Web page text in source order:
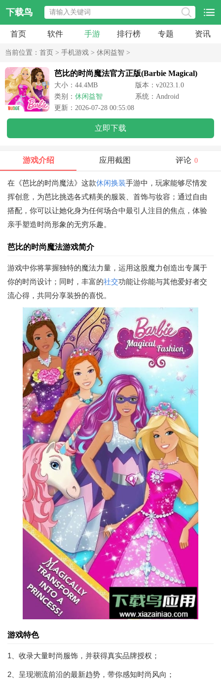
下载鸟
首页 软件 手游 排行榜 专题 资讯
当前位置： 首页 > 手机游戏 > 休闲益智 >
芭比的时尚魔法官方正版(Barbie Magical)
大小：44.4MB
版本：v2023.1.0
类别： 休闲益智
系统：Android
更新：2026-07-28 00:55:08
立即下载
游戏介绍 应用截图 评论 0
在《芭比的时尚魔法》这款休闲换装手游中，玩家能够尽情发
挥创意，为芭比挑选各式精美的服装、首饰与妆容；通过自由
搭配，你可以让她化身为任何场合中最引人注目的焦点，体验
亲手塑造时尚形象的无穷乐趣。
芭比的时尚魔法游戏简介
游戏中你将掌握独特的魔法力量，运用这股魔力创造出专属于
你的时尚设计；同时，丰富的社交功能让你能与其他爱好者交
流心得，共同分享装扮的喜悦。
游戏特色
1、收录大量时尚服饰，并获得真实品牌授权；
2、呈现潮流前沿的最新趋势，带你感知时尚风向；